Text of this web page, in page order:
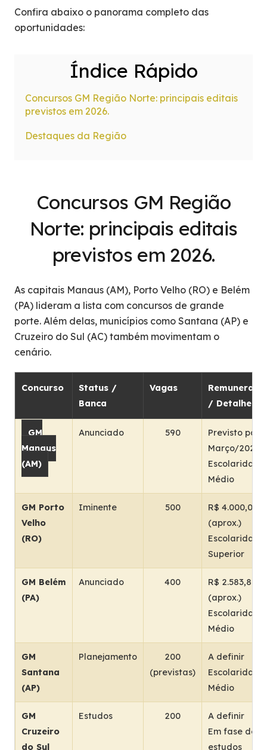
Confira abaixo o panorama completo das
oportunidades:
Índice Rápido
Concursos GM Região Norte: principais editais
previstos em 2026.
Destaques da Região
Concursos GM Região
Norte: principais editais
previstos em 2026.
As capitais Manaus (AM), Porto Velho (RO) e Belém
(PA) lideram a lista com concursos de grande
porte. Além delas, municípios como Santana (AP) e
Cruzeiro do Sul (AC) também movimentam o
cenário.
Concurso
Status /
Banca
Vagas
/ Detalhes
GM
Manaus
(AM)
Anunciado 590
Previsto para
Março/2026
Escolaridade:
Médio
GM Porto
Velho
(RO)
Iminente 500
R$ 4.000,00
(aprox.)
Escolaridade:
Superior
GM Belém
(PA)
Anunciado 400
R$ 2.583,80
(aprox.)
Escolaridade:
Médio
GM
Santana
(AP)
Planejamento
200
(previstas)
A definir
Escolaridade:
Médio
GM
Cruzeiro
do Sul
Estudos 200
A definir
Em fase de
estudos